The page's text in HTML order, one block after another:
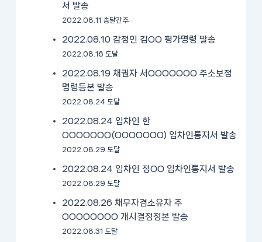
서 발송
2022.08.11 송달간주
2022.08.10 감정인 김OO 평가명령 발송
2022.08.16 도달
2022.08.19 채권자 서OOOOOOO 주소보정
명령등본 발송
2022.08.24 도달
2022.08.24 임차인 한
OOOOOOO(OOOOOOO) 임차인통지서 발송
2022.08.29 도달
2022.08.24 임차인 정OO 임차인통지서 발송
2022.08.29 도달
2022.08.26 채무자겸소유자 주
OOOOOOOO 개시결정정본 발송
2022.08.31 도달